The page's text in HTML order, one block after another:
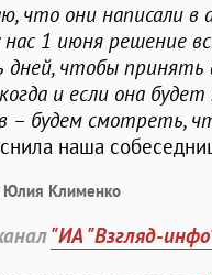
что они написали в
1 июня решение
дней, чтобы
и если она
– будем смотреть,
наша
Юлия Клименко
"ИА "Взгляд-